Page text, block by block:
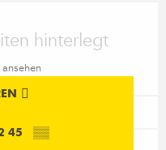
hinterlegt
45 ▒▒